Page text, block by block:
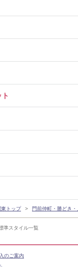
準スタイル一覧
東トップ 門前仲町・勝どき
のご案内